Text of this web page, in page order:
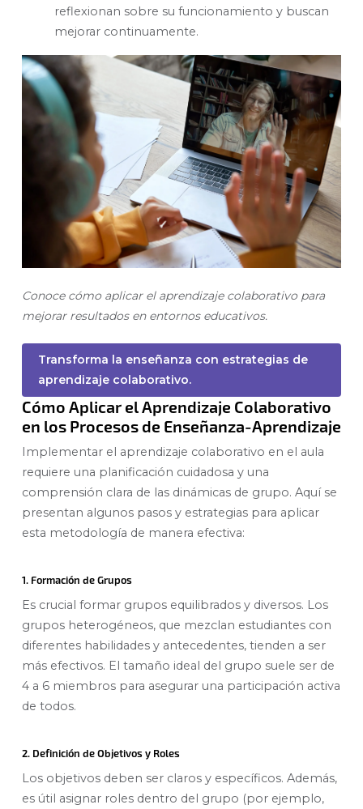
reflexionan sobre su funcionamiento y buscan
mejorar continuamente.
Conoce cómo aplicar el aprendizaje colaborativo para
mejorar resultados en entornos educativos.
Transforma la enseñanza con estrategias de
aprendizaje colaborativo.
Cómo Aplicar el Aprendizaje Colaborativo
en los Procesos de Enseñanza-Aprendizaje
Implementar el aprendizaje colaborativo en el aula
requiere una planificación cuidadosa y una
comprensión clara de las dinámicas de grupo. Aquí se
presentan algunos pasos y estrategias para aplicar
esta metodología de manera efectiva:
1. Formación de Grupos
Es crucial formar grupos equilibrados y diversos. Los
grupos heterogéneos, que mezclan estudiantes con
diferentes habilidades y antecedentes, tienden a ser
más efectivos. El tamaño ideal del grupo suele ser de
4 a 6 miembros para asegurar una participación activa
de todos.
2. Definición de Objetivos y Roles
Los objetivos deben ser claros y específicos. Además,
es útil asignar roles dentro del grupo (por ejemplo,